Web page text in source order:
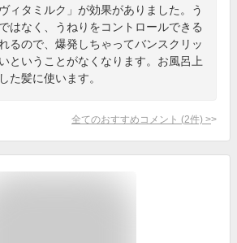
ィタミルク」が効果がありました。う
はなく、うねりをコントロールできる
るので、爆発しちゃってバンスクリッ
ということがなくなります。お風呂上
た髪に使います。
全てのおすすめコメント (2件) >